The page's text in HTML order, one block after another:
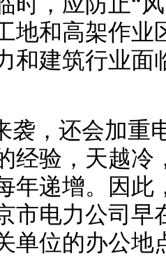
地和高架作业
和建筑行业面
袭，还会加重
经验，天越冷
年递增。因
市电力公司早
单位的办公地